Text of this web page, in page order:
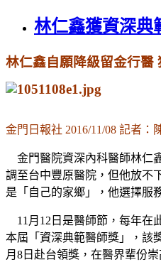
林仁鑫獲資深典
林仁鑫自願降級留金行醫
金門日報社 2016/11/08 記者：
金門醫院資深內科醫師林仁
調至台中豐原醫院，但他放不
是「自己的家鄉」，他選擇服
11月12日是醫師節，每年在
本屆「資深典範醫師獎」，該
月8日赴台領獎，在醫界輩份